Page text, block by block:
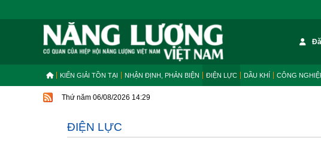
KIẾN GIẢI TỒN TẠI NHẬN ĐỊNH, PHẢN BIỆN ĐIỆN LỰC DẦU KHÍ CÔNG
Thứ năm 06/08/2026 14:29
ĐIỆN LỰC